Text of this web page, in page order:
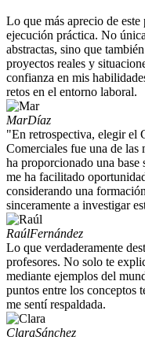
Lo que más aprecio de
ejecución práctica. No
abstractas, sino que
proyectos reales y
confianza en mis
retos en el entorno laboral.
MarDíaz
"En retrospectiva, elegir el
Comerciales fue una de las
ha proporcionado una
me ha facilitado
considerando una
sinceramente a investigar
RaúlFernández
Lo que verdaderamente
profesores. No solo te
mediante ejemplos del
puntos entre los conceptos
me sentí respaldada.
ClaraSánchez